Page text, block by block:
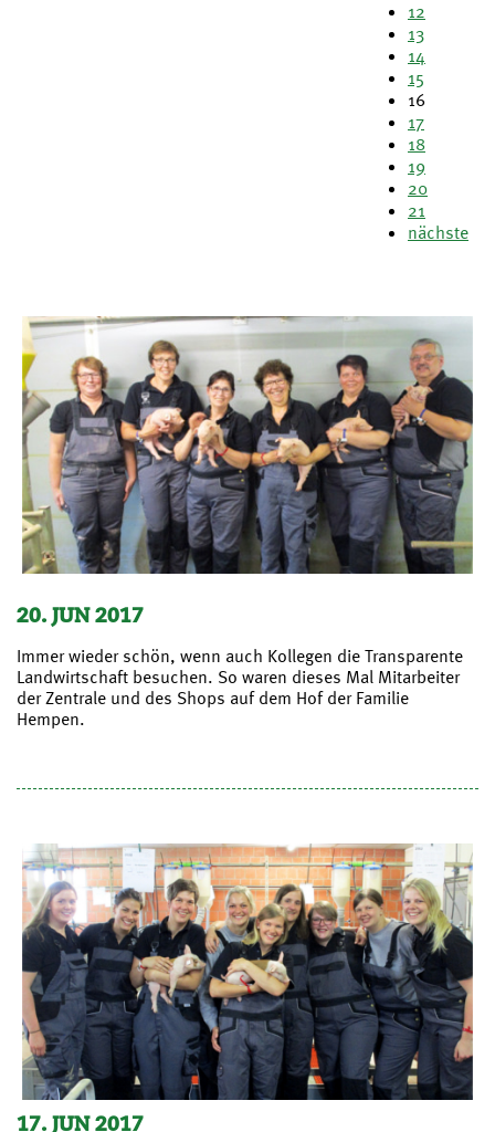
12
13
14
15
16
17
18
19
20
21
nächste
20. JUN 2017
Immer wieder schön, wenn auch Kollegen die Transparente
Landwirtschaft besuchen. So waren dieses Mal Mitarbeiter
der Zentrale und des Shops auf dem Hof der Familie
Hempen.
17. JUN 2017